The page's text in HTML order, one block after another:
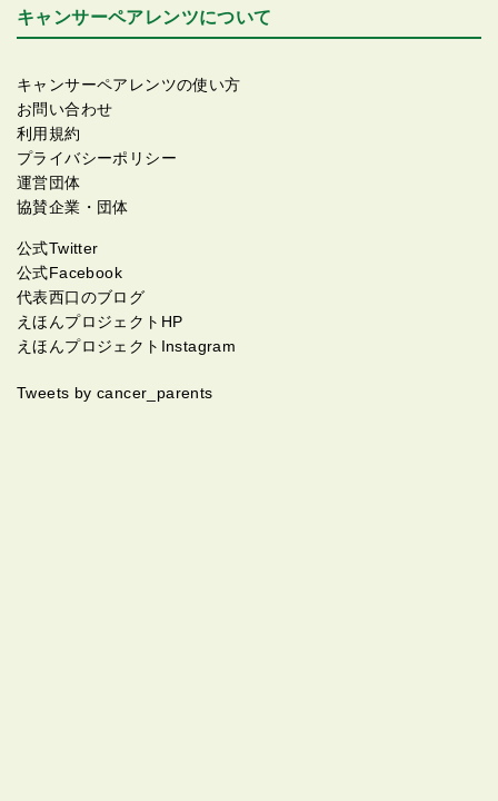
キャンサーペアレンツについて
キャンサーペアレンツの使い方
お問い合わせ
利用規約
プライバシーポリシー
運営団体
協賛企業・団体
公式Twitter
公式Facebook
代表西口のブログ
えほんプロジェクトHP
えほんプロジェクトInstagram
Tweets by cancer_parents